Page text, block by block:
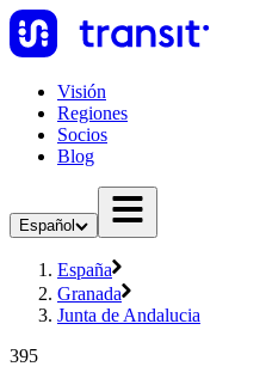
Visión
Regiones
Socios
Blog
Español
España
Granada
Junta de Andalucia
395